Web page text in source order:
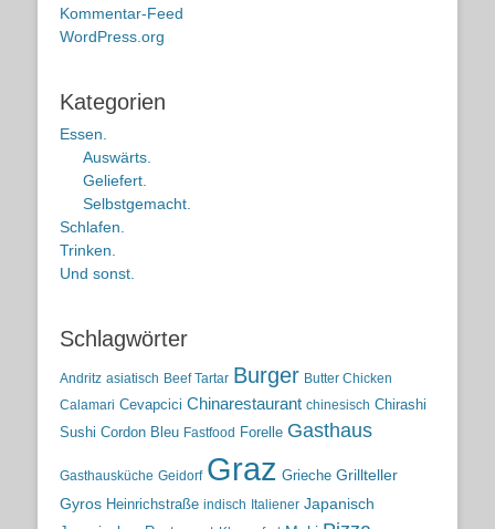
Kommentar-Feed
WordPress.org
Kategorien
Essen.
Auswärts.
Geliefert.
Selbstgemacht.
Schlafen.
Trinken.
Und sonst.
Schlagwörter
Andritz asiatisch Beef Tartar Burger Butter Chicken
Calamari Cevapcici Chinarestaurant chinesisch Chirashi
Sushi Cordon Bleu Fastfood Forelle Gasthaus
Gasthausküche Geidorf Graz Grieche Grillteller
Gyros Heinrichstraße indisch Italiener Japanisch